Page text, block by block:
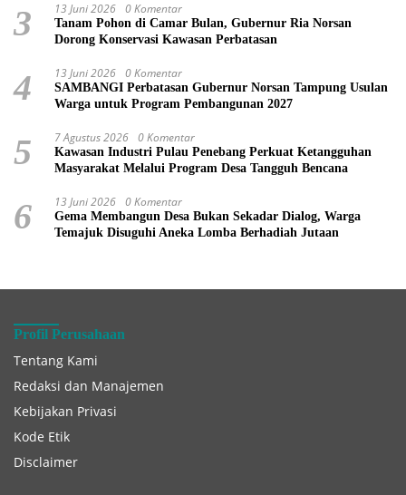
3 13 Juni 2026 0 Komentar
Tanam Pohon di Camar Bulan, Gubernur Ria Norsan
Dorong Konservasi Kawasan Perbatasan
4 13 Juni 2026 0 Komentar
SAMBANGI Perbatasan Gubernur Norsan Tampung Usulan
Warga untuk Program Pembangunan 2027
5 7 Agustus 2026 0 Komentar
Kawasan Industri Pulau Penebang Perkuat Ketangguhan
Masyarakat Melalui Program Desa Tangguh Bencana
6 13 Juni 2026 0 Komentar
Gema Membangun Desa Bukan Sekadar Dialog, Warga
Temajuk Disuguhi Aneka Lomba Berhadiah Jutaan
Profil Perusahaan
Tentang Kami
Redaksi dan Manajemen
Kebijakan Privasi
Kode Etik
Disclaimer